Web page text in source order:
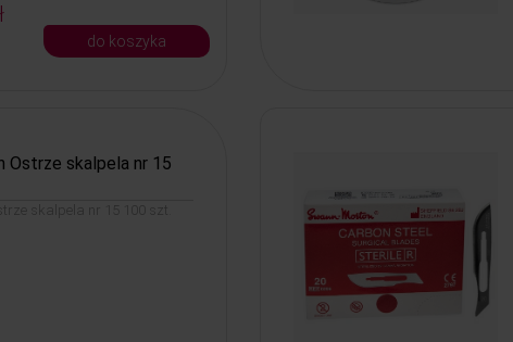
do koszyka
Ostrze skalpela nr 15
skalpela nr 15 100 szt.